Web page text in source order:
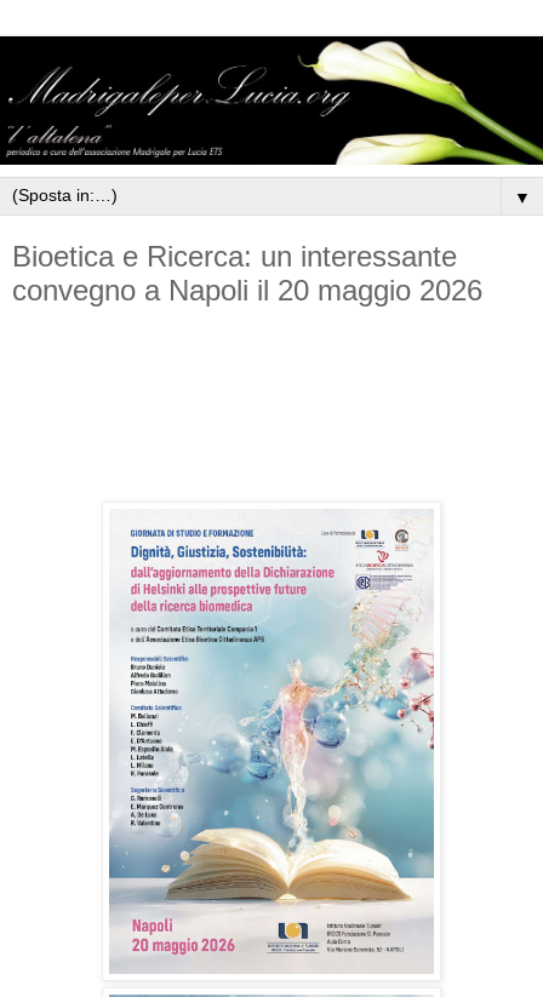
▼
Bioetica e Ricerca: un interessante
convegno a Napoli il 20 maggio 2026